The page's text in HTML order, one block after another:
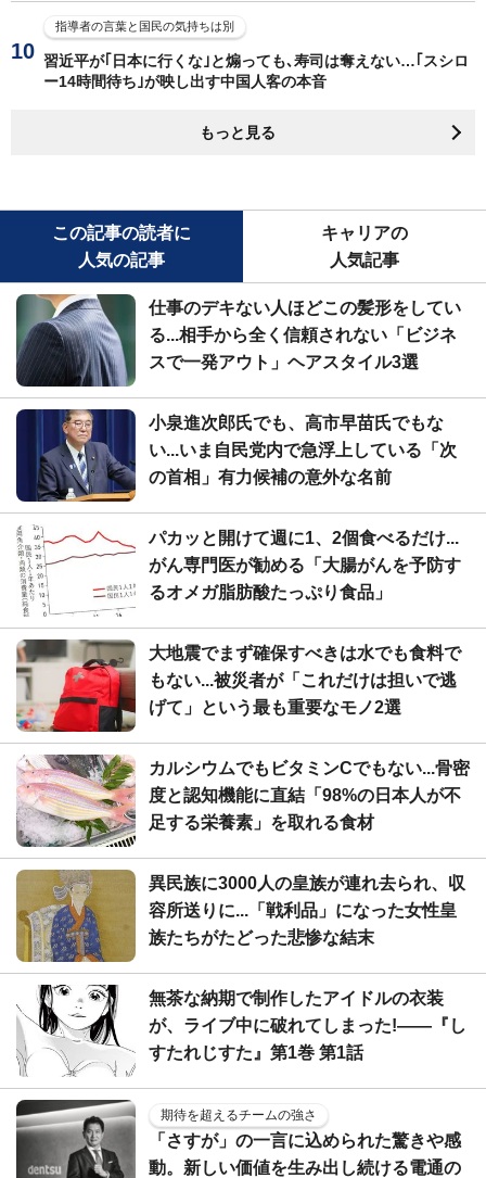
指導者の言葉と国民の気持ちは別
習近平が｢日本に行くな｣と煽っても､寿司は奪えない…｢スシロ
ー14時間待ち｣が映し出す中国人客の本音
もっと見る
この記事の読者に
人気の記事
キャリアの
人気記事
仕事のデキない人ほどこの髪形をしてい
る...相手から全く信頼されない「ビジネ
スで一発アウト」ヘアスタイル3選
小泉進次郎氏でも、高市早苗氏でもな
い...いま自民党内で急浮上している「次
の首相」有力候補の意外な名前
パカッと開けて週に1、2個食べるだけ...
がん専門医が勧める「大腸がんを予防す
るオメガ脂肪酸たっぷり食品」
大地震でまず確保すべきは水でも食料で
もない...被災者が「これだけは担いで逃
げて」という最も重要なモノ2選
カルシウムでもビタミンCでもない...骨密
度と認知機能に直結「98%の日本人が不
足する栄養素」を取れる食材
異民族に3000人の皇族が連れ去られ、収
容所送りに...「戦利品」になった女性皇
族たちがたどった悲惨な結末
無茶な納期で制作したアイドルの衣装
が、ライブ中に破れてしまった!――『し
すたれじすた』第1巻 第1話
期待を超えるチームの強さ
「さすが」の一言に込められた驚きや感
動。新しい価値を生み出し続ける電通の